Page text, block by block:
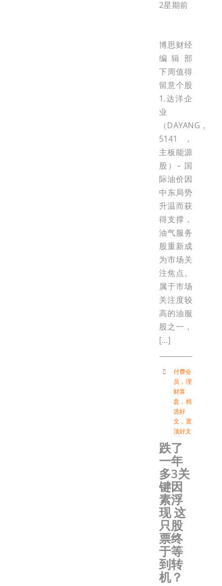
2星期前
博思财经
编辑部
下周值得
留意个股
1.达洋企
业
（DAYANG，
5141，
主板能源
股）– 国
际油价因
中东局势
升温而获
得支撑，
油气服务
股重新成
为市场关
注焦点。
属于市场
关注度较
高的油服
股之一，
[…]
付费会
员 ， 理
财算
盘 ， 精
选好
文 ， 置
顶好文
跌了
一年
多3关
键因
素浮
现 这
只股
票终
于等
到转
机？